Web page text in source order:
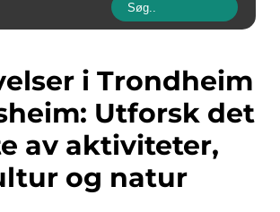
Utforsk det
av aktiviteter,
og natur